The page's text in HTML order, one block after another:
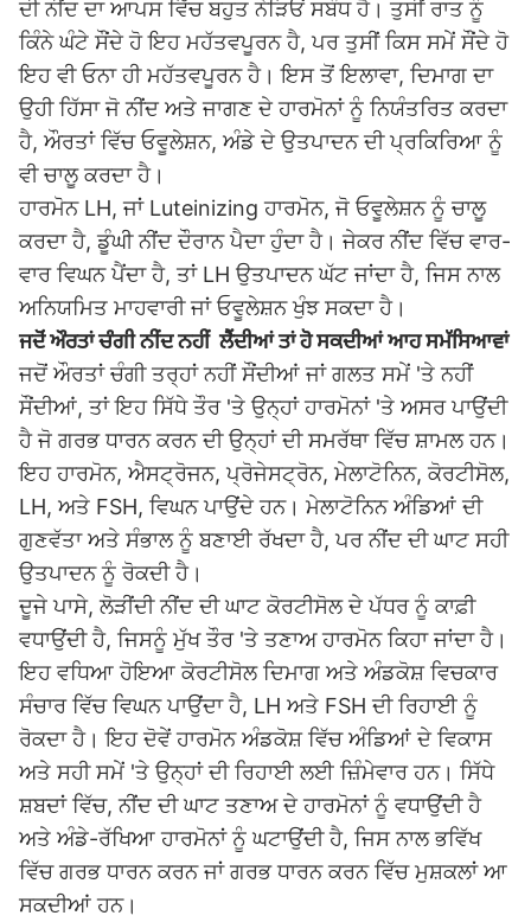
ਦੀ ਨੀਂਦ ਦਾ ਆਪਸ ਵਿੱਚ ਬਹੁਤ ਨੇੜਿਓਂ ਸਬੰਧ ਹੈ। ਤੁਸੀਂ ਰਾਤ ਨੂੰ
ਕਿੰਨੇ ਘੰਟੇ ਸੌਂਦੇ ਹੋ ਇਹ ਮਹੱਤਵਪੂਰਨ ਹੈ, ਪਰ ਤੁਸੀਂ ਕਿਸ ਸਮੇਂ ਸੌਂਦੇ ਹੋ
ਇਹ ਵੀ ਓਨਾ ਹੀ ਮਹੱਤਵਪੂਰਨ ਹੈ। ਇਸ ਤੋਂ ਇਲਾਵਾ, ਦਿਮਾਗ ਦਾ
ਉਹੀ ਹਿੱਸਾ ਜੋ ਨੀਂਦ ਅਤੇ ਜਾਗਣ ਦੇ ਹਾਰਮੋਨਾਂ ਨੂੰ ਨਿਯੰਤਰਿਤ ਕਰਦਾ
ਹੈ, ਔਰਤਾਂ ਵਿੱਚ ਓਵੂਲੇਸ਼ਨ, ਅੰਡੇ ਦੇ ਉਤਪਾਦਨ ਦੀ ਪ੍ਰਕਿਰਿਆ ਨੂੰ
ਵੀ ਚਾਲੂ ਕਰਦਾ ਹੈ।
ਹਾਰਮੋਨ LH, ਜਾਂ Luteinizing ਹਾਰਮੋਨ, ਜੋ ਓਵੂਲੇਸ਼ਨ ਨੂੰ ਚਾਲੂ
ਕਰਦਾ ਹੈ, ਡੂੰਘੀ ਨੀਂਦ ਦੌਰਾਨ ਪੈਦਾ ਹੁੰਦਾ ਹੈ। ਜੇਕਰ ਨੀਂਦ ਵਿੱਚ ਵਾਰ-
ਵਾਰ ਵਿਘਨ ਪੈਂਦਾ ਹੈ, ਤਾਂ LH ਉਤਪਾਦਨ ਘੱਟ ਜਾਂਦਾ ਹੈ, ਜਿਸ ਨਾਲ
ਅਨਿਯਮਿਤ ਮਾਹਵਾਰੀ ਜਾਂ ਓਵੂਲੇਸ਼ਨ ਖੁੰਝ ਸਕਦਾ ਹੈ।
ਜਦੋਂ ਔਰਤਾਂ ਚੰਗੀ ਨੀਂਦ ਨਹੀਂ ਲੈਂਦੀਆਂ ਤਾਂ ਹੋ ਸਕਦੀਆਂ ਆਹ ਸਮੱਸਿਆਵਾਂ
ਜਦੋਂ ਔਰਤਾਂ ਚੰਗੀ ਤਰ੍ਹਾਂ ਨਹੀਂ ਸੌਂਦੀਆਂ ਜਾਂ ਗਲਤ ਸਮੇਂ 'ਤੇ ਨਹੀਂ
ਸੌਂਦੀਆਂ, ਤਾਂ ਇਹ ਸਿੱਧੇ ਤੌਰ 'ਤੇ ਉਨ੍ਹਾਂ ਹਾਰਮੋਨਾਂ 'ਤੇ ਅਸਰ ਪਾਉਂਦੀ
ਹੈ ਜੋ ਗਰਭ ਧਾਰਨ ਕਰਨ ਦੀ ਉਨ੍ਹਾਂ ਦੀ ਸਮਰੱਥਾ ਵਿੱਚ ਸ਼ਾਮਲ ਹਨ।
ਇਹ ਹਾਰਮੋਨ, ਐਸਟ੍ਰੋਜਨ, ਪ੍ਰੋਜੇਸਟ੍ਰੋਨ, ਮੇਲਾਟੋਨਿਨ, ਕੋਰਟੀਸੋਲ,
LH, ਅਤੇ FSH, ਵਿਘਨ ਪਾਉਂਦੇ ਹਨ। ਮੇਲਾਟੋਨਿਨ ਅੰਡਿਆਂ ਦੀ
ਗੁਣਵੱਤਾ ਅਤੇ ਸੰਭਾਲ ਨੂੰ ਬਣਾਈ ਰੱਖਦਾ ਹੈ, ਪਰ ਨੀਂਦ ਦੀ ਘਾਟ ਸਹੀ
ਉਤਪਾਦਨ ਨੂੰ ਰੋਕਦੀ ਹੈ।
ਦੂਜੇ ਪਾਸੇ, ਲੋੜੀਂਦੀ ਨੀਂਦ ਦੀ ਘਾਟ ਕੋਰਟੀਸੋਲ ਦੇ ਪੱਧਰ ਨੂੰ ਕਾਫ਼ੀ
ਵਧਾਉਂਦੀ ਹੈ, ਜਿਸਨੂੰ ਮੁੱਖ ਤੌਰ 'ਤੇ ਤਣਾਅ ਹਾਰਮੋਨ ਕਿਹਾ ਜਾਂਦਾ ਹੈ।
ਇਹ ਵਧਿਆ ਹੋਇਆ ਕੋਰਟੀਸੋਲ ਦਿਮਾਗ ਅਤੇ ਅੰਡਕੋਸ਼ ਵਿਚਕਾਰ
ਸੰਚਾਰ ਵਿੱਚ ਵਿਘਨ ਪਾਉਂਦਾ ਹੈ, LH ਅਤੇ FSH ਦੀ ਰਿਹਾਈ ਨੂੰ
ਰੋਕਦਾ ਹੈ। ਇਹ ਦੋਵੇਂ ਹਾਰਮੋਨ ਅੰਡਕੋਸ਼ ਵਿੱਚ ਅੰਡਿਆਂ ਦੇ ਵਿਕਾਸ
ਅਤੇ ਸਹੀ ਸਮੇਂ 'ਤੇ ਉਨ੍ਹਾਂ ਦੀ ਰਿਹਾਈ ਲਈ ਜ਼ਿੰਮੇਵਾਰ ਹਨ। ਸਿੱਧੇ
ਸ਼ਬਦਾਂ ਵਿੱਚ, ਨੀਂਦ ਦੀ ਘਾਟ ਤਣਾਅ ਦੇ ਹਾਰਮੋਨਾਂ ਨੂੰ ਵਧਾਉਂਦੀ ਹੈ
ਅਤੇ ਅੰਡੇ-ਰੱਖਿਆ ਹਾਰਮੋਨਾਂ ਨੂੰ ਘਟਾਉਂਦੀ ਹੈ, ਜਿਸ ਨਾਲ ਭਵਿੱਖ
ਵਿੱਚ ਗਰਭ ਧਾਰਨ ਕਰਨ ਜਾਂ ਗਰਭ ਧਾਰਨ ਕਰਨ ਵਿੱਚ ਮੁਸ਼ਕਲਾਂ ਆ
ਸਕਦੀਆਂ ਹਨ।